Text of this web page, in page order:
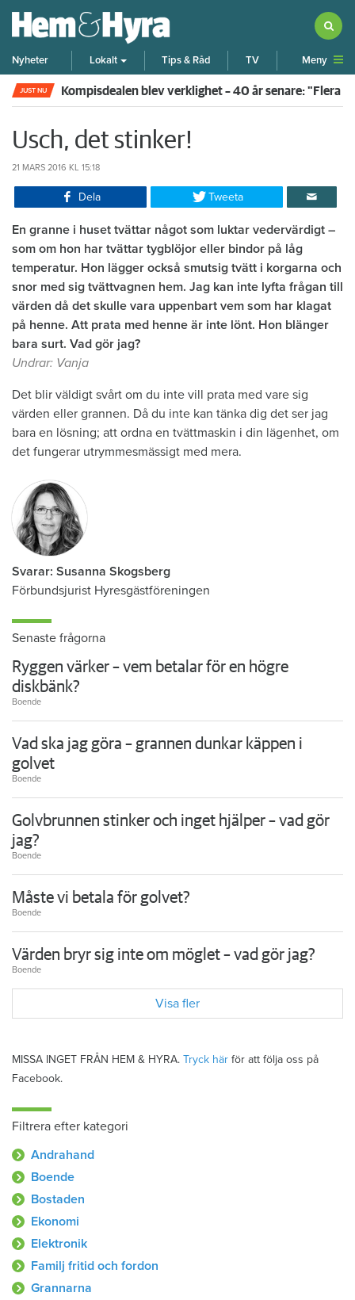
Nyheter Lokalt Tips & Råd TV Meny
JUST NU Kompisdealen blev verklighet – 40 år senare: "Flera
Usch, det stinker!
21 MARS 2016 KL 15:18
Dela Tweeta
En granne i huset tvättar något som luktar vedervärdigt –
som om hon har tvättar tygblöjor eller bindor på låg
temperatur. Hon lägger också smutsig tvätt i korgarna och
snor med sig tvättvagnen hem. Jag kan inte lyfta frågan till
värden då det skulle vara uppenbart vem som har klagat
på henne. Att prata med henne är inte lönt. Hon blänger
bara surt. Vad gör jag?
Undrar: Vanja
Det blir väldigt svårt om du inte vill prata med vare sig
värden eller grannen. Då du inte kan tänka dig det ser jag
bara en lösning; att ordna en tvättmaskin i din lägenhet, om
det fungerar utrymmesmässigt med mera.
Svarar: Susanna Skogsberg
Förbundsjurist Hyresgästföreningen
Senaste frågorna
Ryggen värker – vem betalar för en högre
diskbänk?
Boende
Vad ska jag göra – grannen dunkar käppen i
golvet
Boende
Golvbrunnen stinker och inget hjälper – vad gör
jag?
Boende
Måste vi betala för golvet?
Boende
Värden bryr sig inte om möglet – vad gör jag?
Boende
Visa fler
MISSA INGET FRÅN HEM & HYRA. Tryck här för att följa oss på
Facebook.
Filtrera efter kategori
Andrahand
Boende
Bostaden
Ekonomi
Elektronik
Familj fritid och fordon
Grannarna